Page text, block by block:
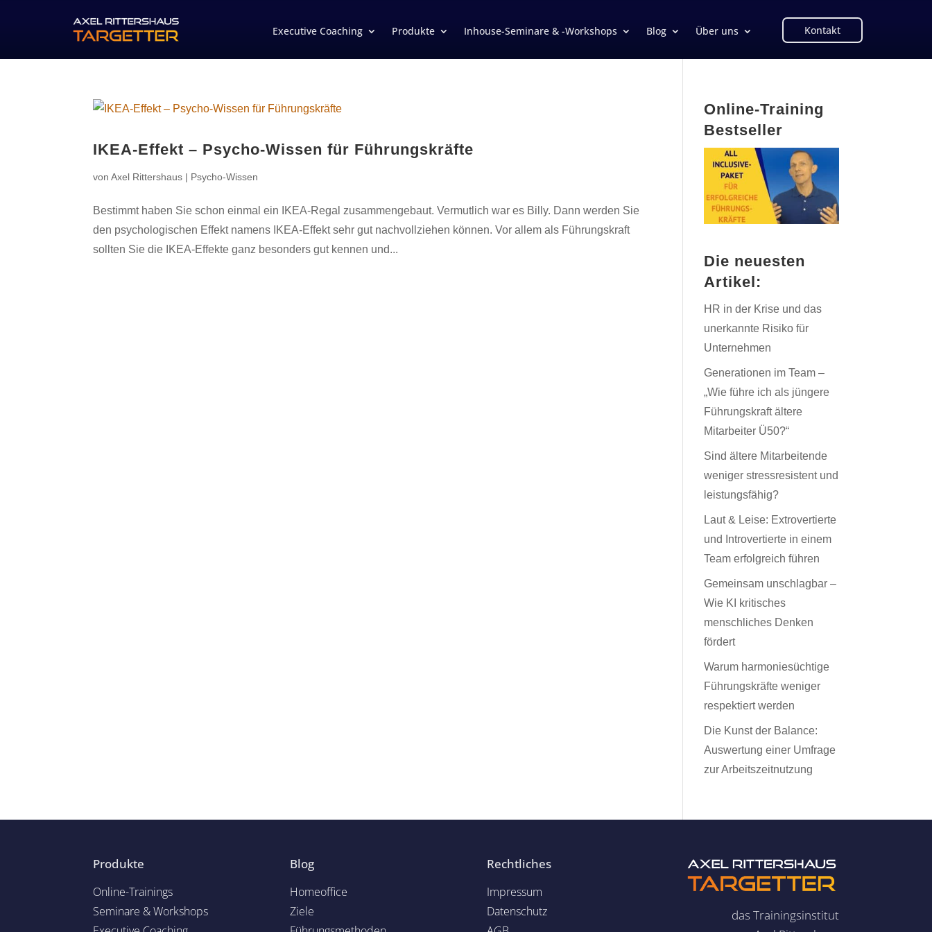
Executive Coaching Produkte Inhouse-Seminare & -Workshops Blog Über uns Kontakt
IKEA-Effekt – Psycho-Wissen für Führungskräfte
vonAxel Rittershaus | Psycho-Wissen
Bestimmt haben Sie schon einmal ein IKEA-Regal zusammengebaut. Vermutlich war es Billy. Dann werden Sie
den psychologischen Effekt namens IKEA-Effekt sehr gut nachvollziehen können. Vor allem als Führungskraft
sollten Sie die IKEA-Effekte ganz besonders gut kennen und...
Online-Training
Bestseller
Die neuesten
Artikel:
HR in der Krise und das
unerkannte Risiko für
Unternehmen
Generationen im Team –
„Wie führe ich als jüngere
Führungskraft ältere
Mitarbeiter Ü50?“
Sind ältere Mitarbeitende
weniger stressresistent und
leistungsfähig?
Laut & Leise: Extrovertierte
und Introvertierte in einem
Team erfolgreich führen
Gemeinsam unschlagbar –
Wie KI kritisches
menschliches Denken
fördert
Warum harmoniesüchtige
Führungskräfte weniger
respektiert werden
Die Kunst der Balance:
Auswertung einer Umfrage
zur Arbeitszeitnutzung
Produkte
Online-Trainings
Seminare & Workshops
Blog
Homeoffice
Ziele
Rechtliches
Impressum
Datenschutz
das Trainingsinstitut